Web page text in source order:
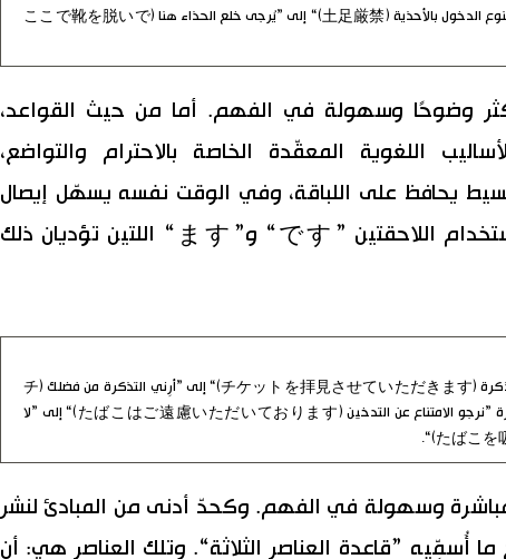
ろに逃げてください)“، وعبارة ”ممنوع الدخول بالأحذية (土足厳禁)“ إلى ”يُرجى خلع الحذاء هنا (ここで靴を脱いで
وضوحًا وسهولة في الفهم. أما من حيث القواعد،
اللغوية المعقّدة الخاصة بالاحترام والتواضع،
يحافظ على اللباقة، وفي الوقت نفسه يسهّل إيصال
المعنى بوضوح، من خلال استخدام اللاحقتين ”です“ و”ます“ اللتين تؤديان ذلك
يمكن تبسيط عبارة ”أودّ الاطلاع على التذكرة (チケットを拝見させていただきます)“ إلى ”أرِني التذكرة من فضلك (チ
ケットを見せてください)“، وعبارة ”نرجو الامتناع عن التدخين (たばこはご遠慮いただいております)“ إلى ”لا
وسهولة في الفهم. وكحدّ أدنى من المبادئ لنشر
ما أُسمِّيه ”قاعدة العناصر الثلاثة“. وتلك العناصر هي: أن